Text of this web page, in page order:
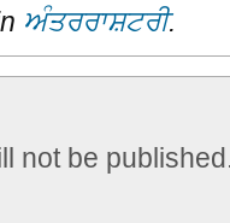
ਅੰਤਰਰਾਸ਼ਟਰੀ.
not be